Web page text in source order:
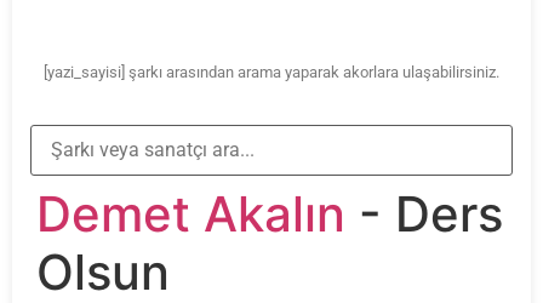
[yazi_sayisi] şarkı arasından arama yaparak akorlara ulaşabilirsiniz.
Demet Akalın - Ders
Olsun